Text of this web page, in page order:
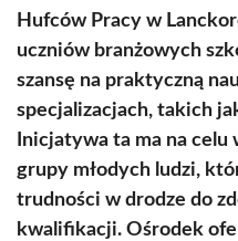
Hufców Pracy w
uczniów branżowych
szansę na praktyczną
specjalizacjach, takich
Inicjatywa ta ma na
grupy młodych ludzi,
trudności w drodze do
kwalifikacji. Ośrodek